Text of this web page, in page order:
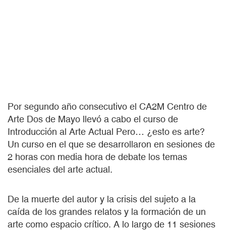
Por segundo año consecutivo el CA2M Centro de
Arte Dos de Mayo llevó a cabo el curso de
Introducción al Arte Actual Pero… ¿esto es arte?
Un curso en el que se desarrollaron en sesiones de
2 horas con media hora de debate los temas
esenciales del arte actual.
De la muerte del autor y la crisis del sujeto a la
caída de los grandes relatos y la formación de un
arte como espacio crítico. A lo largo de 11 sesiones